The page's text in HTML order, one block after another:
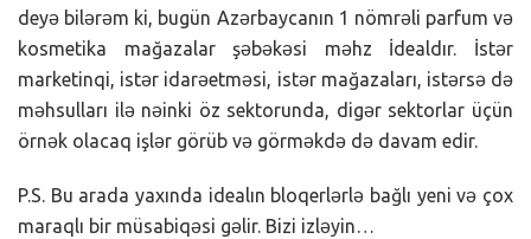
deyə bilərəm ki, bugün Azərbaycanın 1 nömrəli parfum və
kosmetika mağazalar şəbəkəsi məhz İdealdır. İstər
marketinqi, istər idarəetməsi, istər mağazaları, istərsə də
məhsulları ilə nəinki öz sektorunda, digər sektorlar üçün
örnək olacaq işlər görüb və görməkdə də davam edir.
P.S. Bu arada yaxında idealın bloqerlərlə bağlı yeni və çox
maraqlı bir müsabiqəsi gəlir. Bizi izləyin…